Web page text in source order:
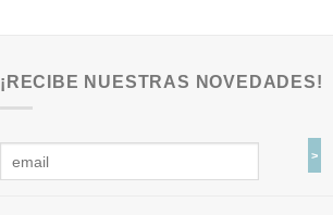
¡RECIBE NUESTRAS NOVEDADES!